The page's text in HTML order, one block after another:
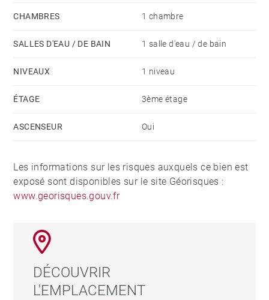
CHAMBRES 1 chambre
SALLES D'EAU / DE BAIN 1 salle d'eau / de bain
NIVEAUX 1 niveau
ÉTAGE 3ème étage
ASCENSEUR Oui
Les informations sur les risques auxquels ce bien est
exposé sont disponibles sur le site Géorisques :
www.georisques.gouv.fr
DÉCOUVRIR
L'EMPLACEMENT